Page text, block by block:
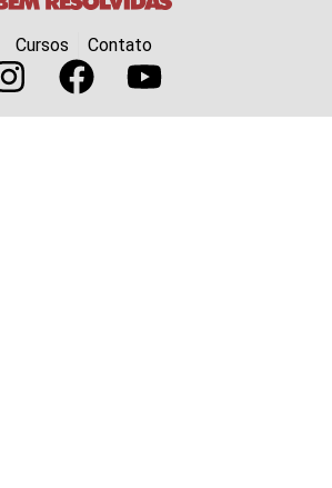
Cursos Contato